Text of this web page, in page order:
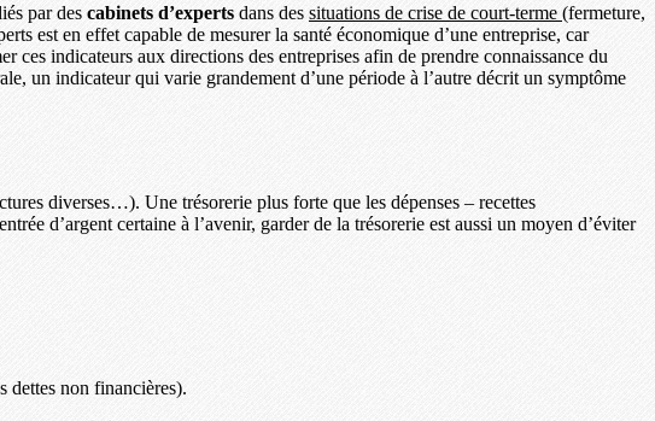
par des cabinets d’experts dans des situations de crise de court-terme (fermeture,
est en effet capable de mesurer la santé économique d’une entreprise, car
ces indicateurs aux directions des entreprises afin de prendre connaissance du
un indicateur qui varie grandement d’une période à l’autre décrit un symptôme
diverses…). Une trésorerie plus forte que les dépenses – recettes
d’argent certaine à l’avenir, garder de la trésorerie est aussi un moyen d’éviter
dettes non financières).